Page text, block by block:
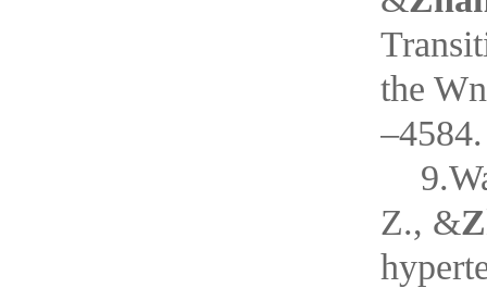
the
Z., &